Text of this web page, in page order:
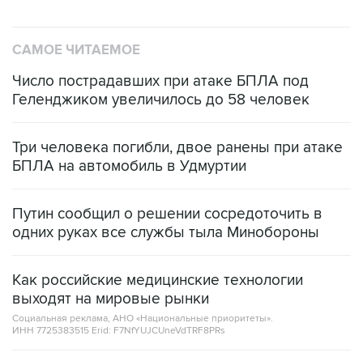
САМОЕ ЧИТАЕМОЕ
Число пострадавших при атаке БПЛА под
Геленджиком увеличилось до 58 человек
Три человека погибли, двое ранены при атаке
БПЛА на автомобиль в Удмуртии
Путин сообщил о решении сосредоточить в
одних руках все службы тыла Минобороны
Как российские медицинские технологии
выходят на мировые рынки
Социальная реклама, АНО «Национальные приоритеты».
ИНН 7725383515 Erid: F7NfYUJCUneVdTRF8PRs